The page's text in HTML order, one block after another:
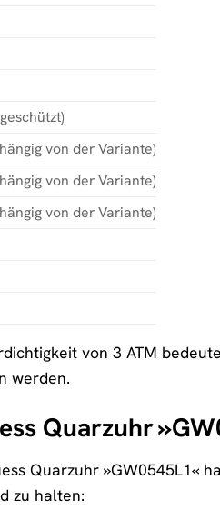
von der Variante)
von der Variante)
von der Variante)
von 3 ATM
werden.
Quarzuhr
Quarzuhr »GW0545L1«
zu halten: